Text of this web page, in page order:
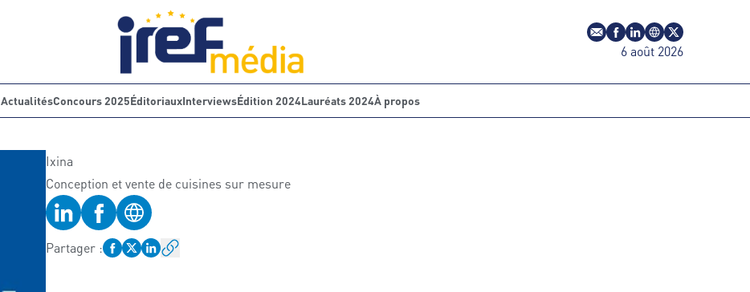
E-mailProfil Facebook
Profil LinkedIn
Site webProfil Twitter
6 août 2026
ActualitésConcours 2025ÉditoriauxInterviewsÉdition 2024Lauréats 2024À propos
Ixina
Conception et vente de cuisines sur mesure
Profil LinkedIn
Profil Facebook
Site web
Partager :